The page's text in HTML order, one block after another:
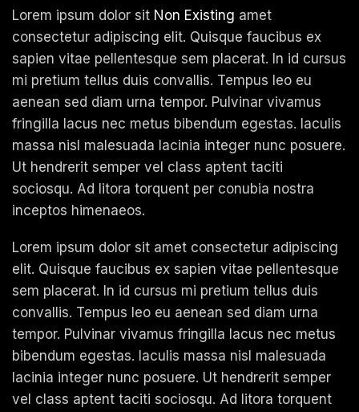
Lorem ipsum dolor sit Non Existing amet
consectetur adipiscing elit. Quisque faucibus ex
sapien vitae pellentesque sem placerat. In id cursus
mi pretium tellus duis convallis. Tempus leo eu
aenean sed diam urna tempor. Pulvinar vivamus
fringilla lacus nec metus bibendum egestas. Iaculis
massa nisl malesuada lacinia integer nunc posuere.
Ut hendrerit semper vel class aptent taciti
sociosqu. Ad litora torquent per conubia nostra
inceptos himenaeos.
Lorem ipsum dolor sit amet consectetur adipiscing
elit. Quisque faucibus ex sapien vitae pellentesque
sem placerat. In id cursus mi pretium tellus duis
convallis. Tempus leo eu aenean sed diam urna
tempor. Pulvinar vivamus fringilla lacus nec metus
bibendum egestas. Iaculis massa nisl malesuada
lacinia integer nunc posuere. Ut hendrerit semper
vel class aptent taciti sociosqu. Ad litora torquent